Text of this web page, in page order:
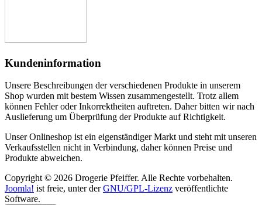
Kundeninformation
Unsere Beschreibungen der verschiedenen Produkte in unserem
Shop wurden mit bestem Wissen zusammengestellt. Trotz allem
können Fehler oder Inkorrektheiten auftreten. Daher bitten wir nach
Auslieferung um Überprüfung der Produkte auf Richtigkeit.
Unser Onlineshop ist ein eigenständiger Markt und steht mit unseren
Verkaufsstellen nicht in Verbindung, daher können Preise und
Produkte abweichen.
Copyright © 2026 Drogerie Pfeiffer. Alle Rechte vorbehalten.
Joomla! ist freie, unter derGNU/GPL-Lizenz veröffentlichte
Software.